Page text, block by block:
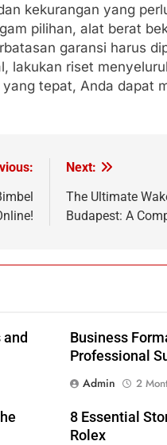
kekurangan yang
pilihan, alat berat
garansi harus
lakukan riset
tepat, Anda dapat
Next:
The Ultimate
Budapest: A
Business
Professional
Admin
2
8 Essential
Rolex